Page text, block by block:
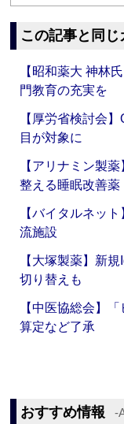
この記事と同
【昭和薬大 神林
門教育の充実を
【厚労省検討会
目が対象に
【アリナミン製
整える睡眠改善薬
【バイタルネッ
流施設
【大塚製薬】新
切り替えも
【中医協総会】
算定など了承
おすすめ情報